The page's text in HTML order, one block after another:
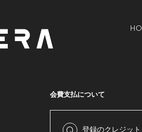
会費支払について
登録のクレジッ